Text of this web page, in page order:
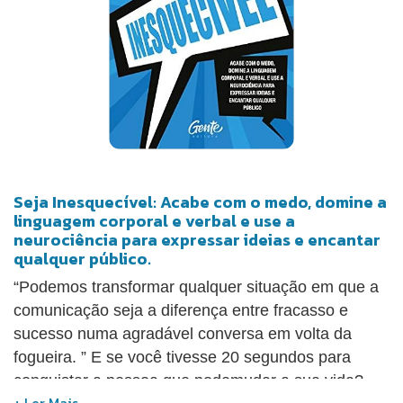
Seja Inesquecível: Acabe com o medo, domine a
linguagem corporal e verbal e use a
neurociência para expressar ideias e encantar
qualquer público.
“Podemos transformar qualquer situação em que a
comunicação seja a diferença entre fracasso e
sucesso numa agradável conversa em volta da
fogueira. ” E se você tivesse 20 segundos para
conquistar a pessoa que podemudar a sua vida?